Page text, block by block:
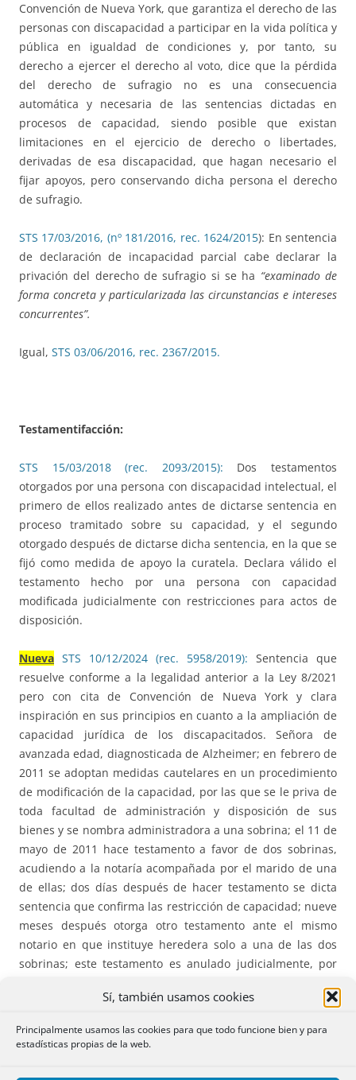
Sí, también usamos cookies
Principalmente usamos las cookies para que todo funcione bien y para
estadísticas propias de la web.
Convención de Nueva York, que garantiza el derecho de las
personas con discapacidad a participar en la vida política y
pública en igualdad de condiciones y, por tanto, su
derecho a ejercer el derecho al voto, dice que la pérdida
del derecho de sufragio no es una consecuencia
automática y necesaria de las sentencias dictadas en
procesos de capacidad, siendo posible que existan
limitaciones en el ejercicio de derecho o libertades,
derivadas de esa discapacidad, que hagan necesario el
fijar apoyos, pero conservando dicha persona el derecho
de sufragio.
STS 17/03/2016, (nº 181/2016, rec. 1624/2015): En sentencia
de declaración de incapacidad parcial cabe declarar la
privación del derecho de sufragio si se ha “examinado de
forma concreta y particularizada las circunstancias e intereses
concurrentes”.
Igual, STS 03/06/2016, rec. 2367/2015.
Testamentifacción:
STS 15/03/2018 (rec. 2093/2015): Dos testamentos
otorgados por una persona con discapacidad intelectual, el
primero de ellos realizado antes de dictarse sentencia en
proceso tramitado sobre su capacidad, y el segundo
otorgado después de dictarse dicha sentencia, en la que se
fijó como medida de apoyo la curatela. Declara válido el
testamento hecho por una persona con capacidad
modificada judicialmente con restricciones para actos de
disposición.
Nueva STS 10/12/2024 (rec. 5958/2019): Sentencia que
resuelve conforme a la legalidad anterior a la Ley 8/2021
pero con cita de Convención de Nueva York y clara
inspiración en sus principios en cuanto a la ampliación de
capacidad jurídica de los discapacitados. Señora de
avanzada edad, diagnosticada de Alzheimer; en febrero de
2011 se adoptan medidas cautelares en un procedimiento
de modificación de la capacidad, por las que se le priva de
toda facultad de administración y disposición de sus
bienes y se nombra administradora a una sobrina; el 11 de
mayo de 2011 hace testamento a favor de dos sobrinas,
acudiendo a la notaría acompañada por el marido de una
de ellas; dos días después de hacer testamento se dicta
sentencia que confirma las restricción de capacidad; nueve
meses después otorga otro testamento ante el mismo
notario en que instituye heredera solo a una de las dos
sobrinas; este testamento es anulado judicialmente, por
recabara el informe de los dos facultativos previsto en el
segunda instancia; queda subsistente el primer